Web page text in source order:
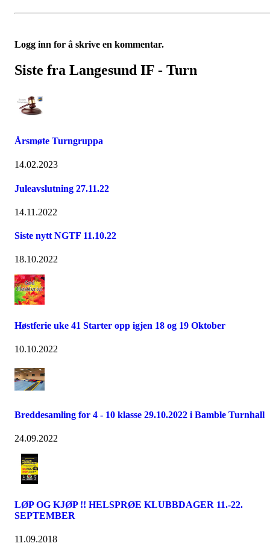
Logg inn for å skrive en kommentar.
Siste fra Langesund IF - Turn
Årsmøte Turngruppa
14.02.2023
Juleavslutning 27.11.22
14.11.2022
Siste nytt NGTF 11.10.22
18.10.2022
Høstferie uke 41 Starter opp igjen 18 og 19 Oktober
10.10.2022
Breddesamling for 4 - 10 klasse 29.10.2022 i Bamble Turnhall
24.09.2022
LØP OG KJØP !! HELSPRØE KLUBBDAGER 11.-22.
SEPTEMBER
11.09.2018